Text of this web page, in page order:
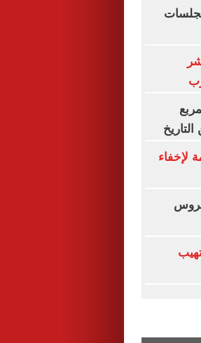
بجلسات
لإخفاء